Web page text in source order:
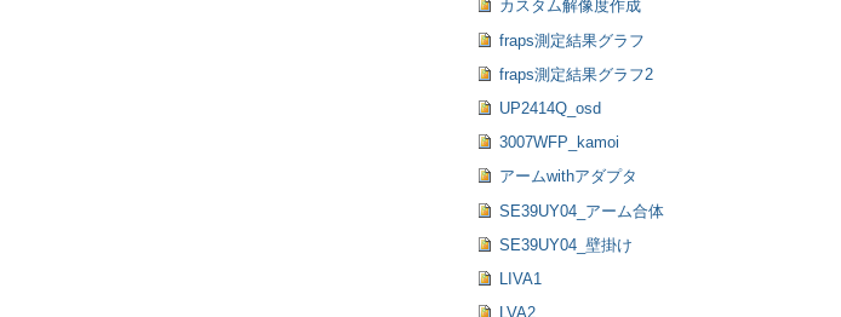
カスタム解像度作成
fraps測定結果グラフ
fraps測定結果グラフ2
UP2414Q_osd
3007WFP_kamoi
アームwithアダプタ
SE39UY04_アーム合体
SE39UY04_壁掛け
LIVA1
LVA2